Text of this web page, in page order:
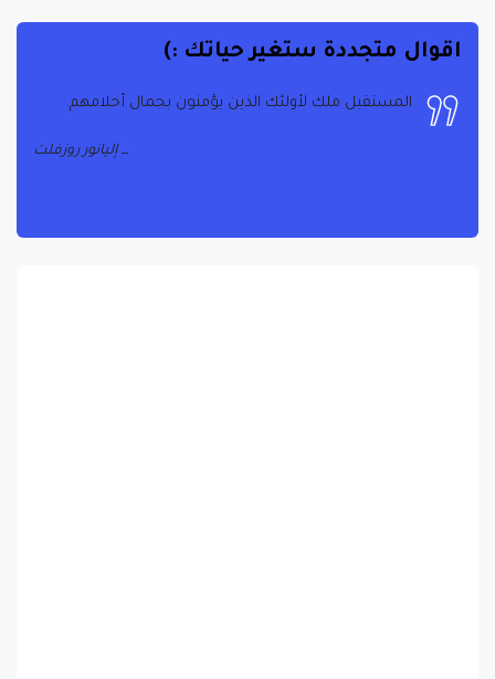
اقوال متجددة ستغير حياتك :)
المستقبل ملك لأولئك الذين يؤمنون بجمال أحلامهم.
إليانور روزفلت